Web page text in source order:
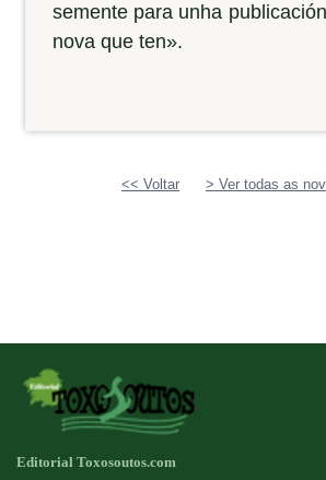
semente para unha
nova que ten».
<< Voltar > Ver todas as
Editorial Toxosoutos.com